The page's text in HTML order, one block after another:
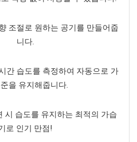
조절로 원하는 공기를 만들어줍
니다.
간 습도를 측정하여 자동으로 가
을 유지해줍니다.
시 습도를 유지하는 최적의 가습
로 인기 만점!